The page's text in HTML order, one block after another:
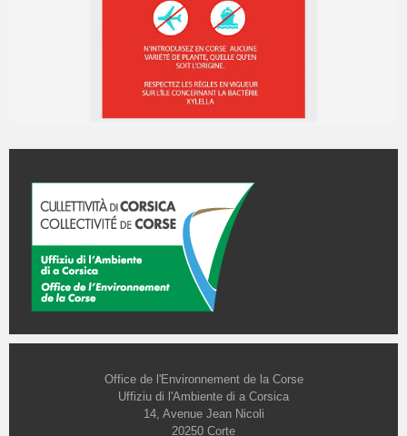
Office de l'Environnement de la Corse
Uffiziu di l'Ambiente di a Corsica
14, Avenue Jean Nicoli
20250 Corte